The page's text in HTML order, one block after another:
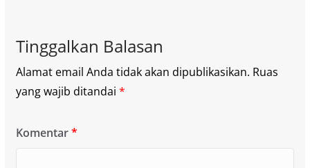
Tinggalkan Balasan
Alamat email Anda tidak akan dipublikasikan. Ruas
yang wajib ditandai *
Komentar*